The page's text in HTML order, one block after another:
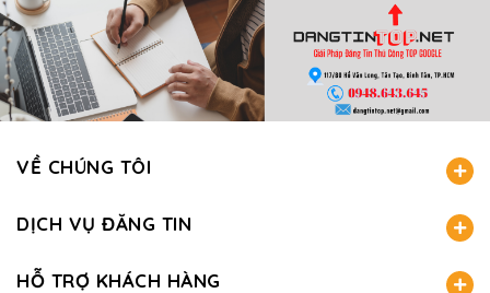
VỀ CHÚNG TÔI
DỊCH VỤ ĐĂNG TIN
HỖ TRỢ KHÁCH HÀNG